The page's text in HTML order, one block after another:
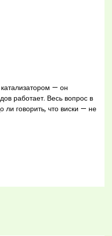
— он
работает. Весь вопрос в
говорить, что виски — не